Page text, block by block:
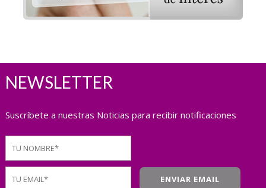
NEWSLETTER
Suscríbete a nuestras Noticias para recibir notificaciones